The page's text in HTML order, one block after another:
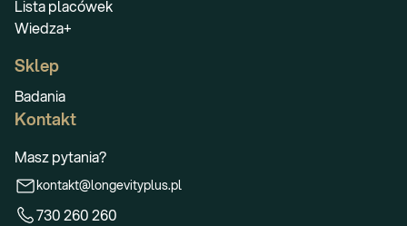
Lista placówek
Wiedza+
Sklep
Badania
Kontakt
Masz pytania?
kontakt@longevityplus.pl
730 260 260